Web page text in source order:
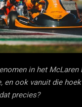
in het McLaren
en ook vanuit die
precies?